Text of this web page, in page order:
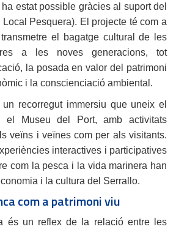
estat possible gràcies al suport del
Local Pesquera). El projecte té com a
el bagatge cultural de les
a les noves generacions, tot
la posada en valor del patrimoni
i la conscienciació ambiental.
recorregut immersiu que uneix el
el Museu del Port, amb activitats
veïns i veïnes com per als visitants.
interactives i participatives
com la pesca i la vida marinera han
i la cultura del Serrallo.
com a patrimoni viu
és un reflex de la relació entre les